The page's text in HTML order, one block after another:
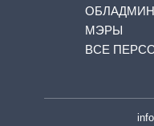
МЭРЫ
ВСЕ